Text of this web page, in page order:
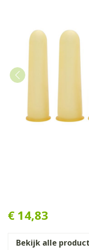
€ 14,83
Bekijk alle